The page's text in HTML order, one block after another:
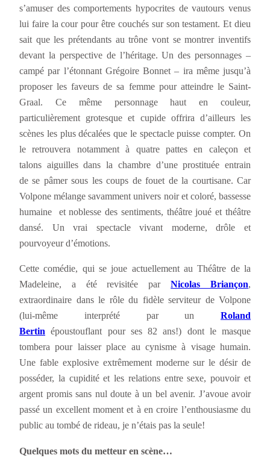
s’amuser des comportements hypocrites de vautours venus
lui faire la cour pour être couchés sur son testament. Et dieu
sait que les prétendants au trône vont se montrer inventifs
devant la perspective de l’héritage. Un des personnages –
campé par l’étonnant Grégoire Bonnet – ira même jusqu’à
proposer les faveurs de sa femme pour atteindre le Saint-
Graal. Ce même personnage haut en couleur,
particulièrement grotesque et cupide offrira d’ailleurs les
scènes les plus décalées que le spectacle puisse compter. On
le retrouvera notamment à quatre pattes en caleçon et
talons aiguilles dans la chambre d’une prostituée entrain
de se pâmer sous les coups de fouet de la courtisane. Car
Volpone mélange savamment univers noir et coloré, bassesse
humaine et noblesse des sentiments, théâtre joué et théâtre
dansé. Un vrai spectacle vivant moderne, drôle et
pourvoyeur d’émotions.
Cette comédie, qui se joue actuellement au Théâtre de la
Madeleine, a été revisitée parNicolas Briançon,
extraordinaire dans le rôle du fidèle serviteur de Volpone
(lui-même interprété par un Roland
Bertin époustouflant pour ses 82 ans!) dont le masque
tombera pour laisser place au cynisme à visage humain.
Une fable explosive extrêmement moderne sur le désir de
posséder, la cupidité et les relations entre sexe, pouvoir et
argent promis sans nul doute à un bel avenir. J’avoue avoir
passé un excellent moment et à en croire l’enthousiasme du
public au tombé de rideau, je n’étais pas la seule!
Quelques mots du metteur en scène…